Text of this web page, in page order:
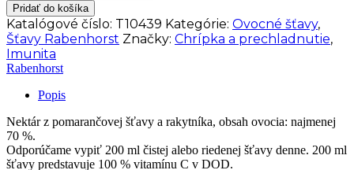
Pomarančovo-
rakytníkový
nektár
Rabenhorst
750
ml
Pridať do košíka
Katalógové číslo: T10439 Kategórie: Ovocné šťavy,
Šťavy Rabenhorst Značky: Chrípka a prechladnutie,
Imunita
Rabenhorst
Popis
Nektár z pomarančovej šťavy a rakytníka, obsah ovocia: najmenej
70 %.
Odporúčame vypiť 200 ml čistej alebo riedenej šťavy denne. 200 ml
šťavy predstavuje 100 % vitamínu C v DOD.